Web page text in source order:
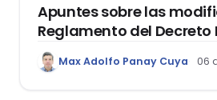
Apuntes sobre las
Reglamento del Decreto
1400, que aprueba el
Garantía Mobiliaria
Max Adolfo Panay Cuya 06